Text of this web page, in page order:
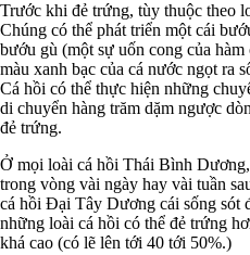
Trước khi đẻ trứng, tùy thuộc theo
Chúng có thể phát triển một cái
bướu gù (một sự uốn cong của
màu xanh bạc của cá nước ngọt ra
Cá hồi có thể thực hiện những
di chuyển hàng trăm dặm ngược
đẻ trứng.
Ở mọi loài cá hồi Thái Bình
trong vòng vài ngày hay vài tuần
cá hồi Đại Tây Dương cái sống sót
những loài cá hồi có thể đẻ trứng
khá cao (có lẽ lên tới 40 tới 50%.)